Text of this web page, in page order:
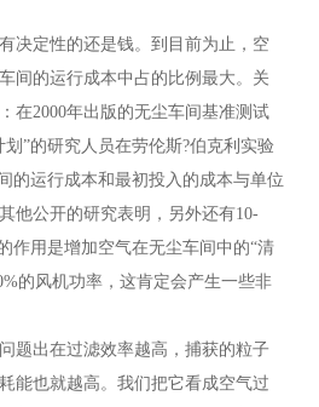
决定性的还是钱。到目前为止，空
间的运行成本中占的比例最大。关
在2000年出版的无尘车间基准测试
”的研究人员在劳伦斯?伯克利实验
的运行成本和最初投入的成本与单位
他公开的研究表明，另外还有10-
作用是增加空气在无尘车间中的“清
的风机功率，这肯定会产生一些非
题出在过滤效率越高，捕获的粒子
能也就越高。我们把它看成空气过